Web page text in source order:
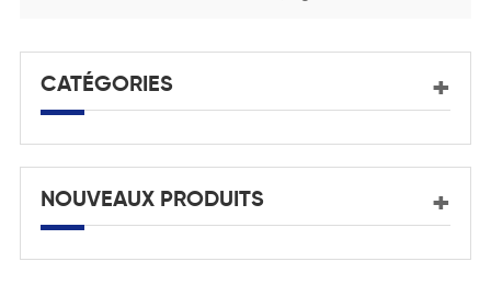
CATÉGORIES
NOUVEAUX PRODUITS